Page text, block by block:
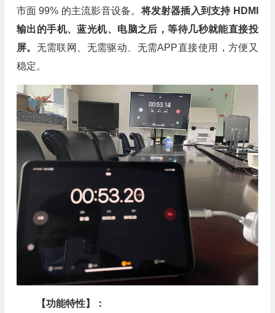
市面 99% 的主流影音设备。将发射器插入到支持 HDMI
输出的手机、蓝光机、电脑之后，等待几秒就能直接投
屏。 无需联网、无需驱动、无需APP直接使用，方便又
稳定。
【功能特性】：